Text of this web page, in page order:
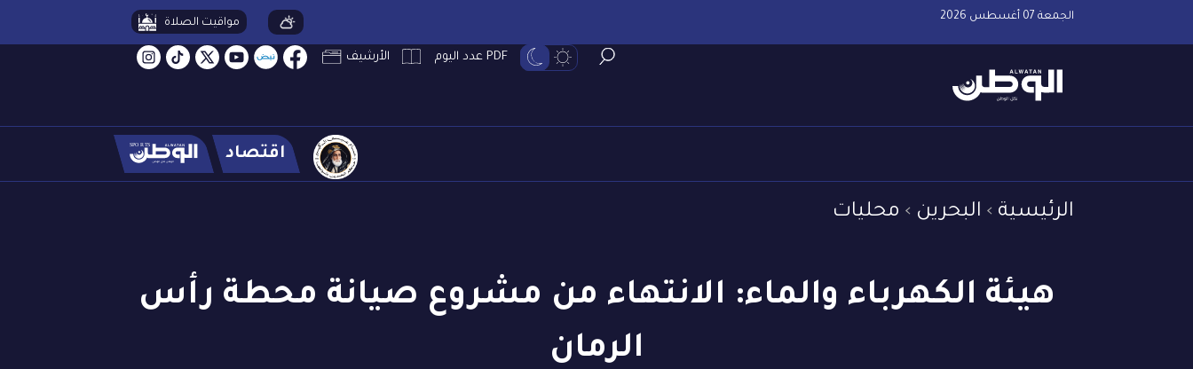
الجمعة 07 أغسطس 2026 مواقيت الصلاة
PDF عدد اليوم الأرشيف
اقتصاد
الرئيسية البحرين محليات
هيئة الكهرباء والماء: الانتهاء من مشروع صيانة محطة رأس
الرمان